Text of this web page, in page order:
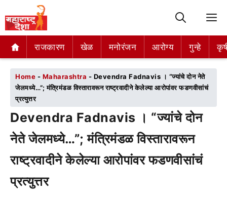
राजकारण खेळ मनोरंजन आरोग्य गुन्हे
राजकारण खेळ मनोरंजन आरोग्य गुन्हे
Home - Maharashtra - Devendra Fadnavis । “ज्यांचे दोन नेते
जेलमध्ये…”; मंत्रिमंडळ विस्तारावरून राष्ट्रवादीने केलेल्या आरोपांवर फडणवीसांचं
प्रत्युत्तर
Devendra Fadnavis । “ज्यांचे दोन
नेते जेलमध्ये…”; मंत्रिमंडळ विस्तारावरून
राष्ट्रवादीने केलेल्या आरोपांवर फडणवीसांचं
प्रत्युत्तर